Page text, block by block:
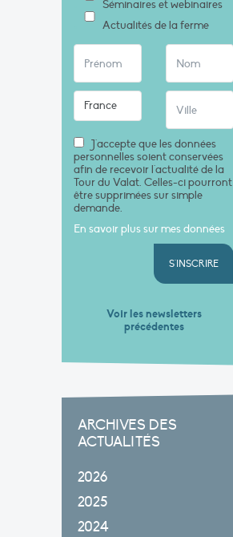
Séminaires et webinaires
Actualités de la ferme
J'accepte que les données
personnelles soient conservées
afin de recevoir l'actualité de la
Tour du Valat. Celles-ci pourront
être supprimées sur simple
demande.
En savoir plus sur mes données
S'INSCRIRE
Voir les newsletters
précédentes
ARCHIVES DES
ACTUALITÉS
2026
2025
2024